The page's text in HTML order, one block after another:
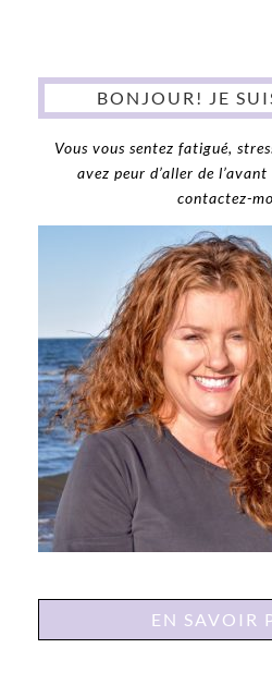
BONJOUR! JE
Vous vous sentez fatigué,
avez peur d’aller de l’avant
contactez-
EN SAVOIR